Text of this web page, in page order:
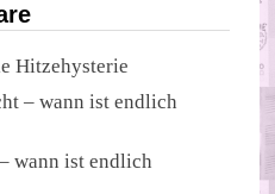
Hitzehysterie
– wann ist endlich
wann ist endlich